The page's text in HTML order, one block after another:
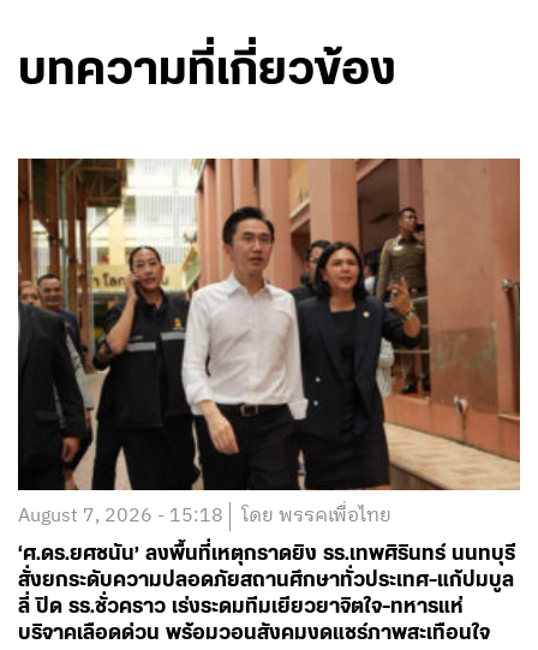
บทความที่เกี่ยวข้อง
August 7, 2026 - 15:18 โดย พรรคเพื่อไทย
‘ศ.ดร.ยศชนัน’ ลงพื้นที่เหตุกราดยิง รร.เทพศิรินทร์ นนทบุรี
สั่งยกระดับความปลอดภัยสถานศึกษาทั่วประเทศ-แก้ปมบูล
ลี่ ปิด รร.ชั่วคราว เร่งระดมทีมเยียวยาจิตใจ-ทหารแห่
บริจาคเลือดด่วน พร้อมวอนสังคมงดแชร์ภาพสะเทือนใจ